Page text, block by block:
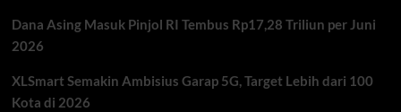
Amerika
Dana Asing Masuk Pinjol RI Tembus Rp17,28 Triliun per Juni
2026
XLSmart Semakin Ambisius Garap 5G, Target Lebih dari 100
Kota di 2026